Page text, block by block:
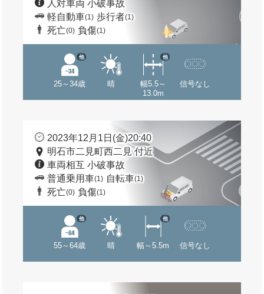
人対車両 小破事故
軽自動車(1) 歩行者(1)
死亡(0) 負傷(1)
25～34歳
他
晴
幅5.5～
13.0m
他
信号なし
2023年12月1日(金)20:40
明石市二見町西二見 付近
車両相互 小破事故
普通乗用車(1) 自転車(1)
死亡(0) 負傷(1)
55～64歳
他
晴 幅～5.5m
他
信号なし